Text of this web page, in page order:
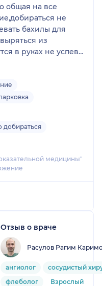
общая на все
не
бахилы для
из
в руках не успев
ожидание
стоимость на
достаточно
добираться
медицины"
Отзыв о враче
Расулов Рагим
ангиолог
сосудистый
флеболог
Взрослый